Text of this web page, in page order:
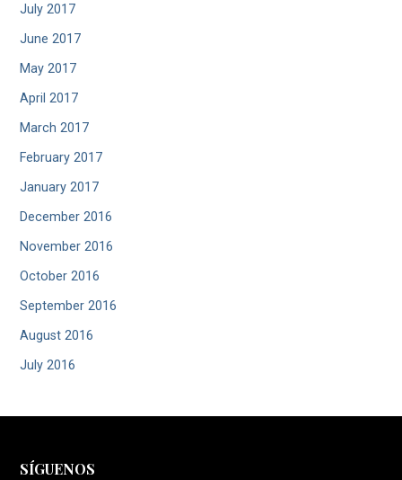
July 2017
June 2017
May 2017
April 2017
March 2017
February 2017
January 2017
December 2016
November 2016
October 2016
September 2016
August 2016
July 2016
SÍGUENOS